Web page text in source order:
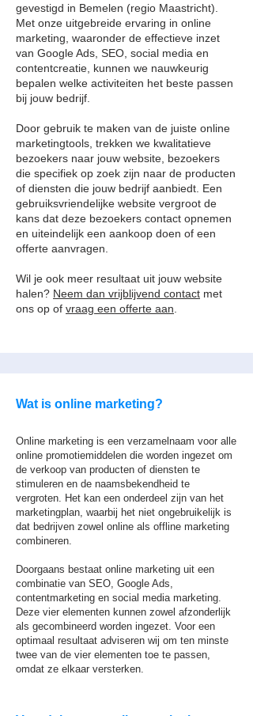
gevestigd in Bemelen (regio Maastricht).
Met onze uitgebreide ervaring in online
marketing, waaronder de effectieve inzet
van Google Ads, SEO, social media en
contentcreatie, kunnen we nauwkeurig
bepalen welke activiteiten het beste passen
bij jouw bedrijf.
Door gebruik te maken van de juiste online
marketingtools, trekken we kwalitatieve
bezoekers naar jouw website, bezoekers
die specifiek op zoek zijn naar de producten
of diensten die jouw bedrijf aanbiedt. Een
gebruiksvriendelijke website vergroot de
kans dat deze bezoekers contact opnemen
en uiteindelijk een aankoop doen of een
offerte aanvragen.
Wil je ook meer resultaat uit jouw website
halen? Neem dan vrijblijvend contact met
ons op of vraag een offerte aan
Wat is online marketing?
Online marketing is een verzamelnaam voor alle
online promotiemiddelen die worden ingezet om
de verkoop van producten of diensten te
stimuleren en de naamsbekendheid te
vergroten. Het kan een onderdeel zijn van het
marketingplan, waarbij het niet ongebruikelijk is
dat bedrijven zowel online als offline marketing
combineren.
Doorgaans bestaat online marketing uit een
combinatie van SEO, Google Ads,
contentmarketing en social media marketing.
Deze vier elementen kunnen zowel afzonderlijk
als gecombineerd worden ingezet. Voor een
optimaal resultaat adviseren wij om ten minste
twee van de vier elementen toe te passen,
omdat ze elkaar versterken.